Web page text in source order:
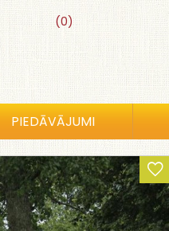
(0)
PIEDĀVĀJUMI